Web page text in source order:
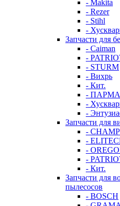
- Makita
- Rezer
- Stihl
-
Запчасти для
- Caiman
-
- STURM
- Вихрь
- Кит.
- ПАРМА
-
-
Запчасти для
-
-
-
-
- Кит.
Запчасти для
пылесосов
- BOSCH